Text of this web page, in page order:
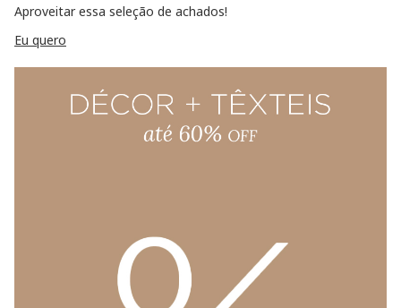
Aproveitar essa seleção de achados!
Eu quero